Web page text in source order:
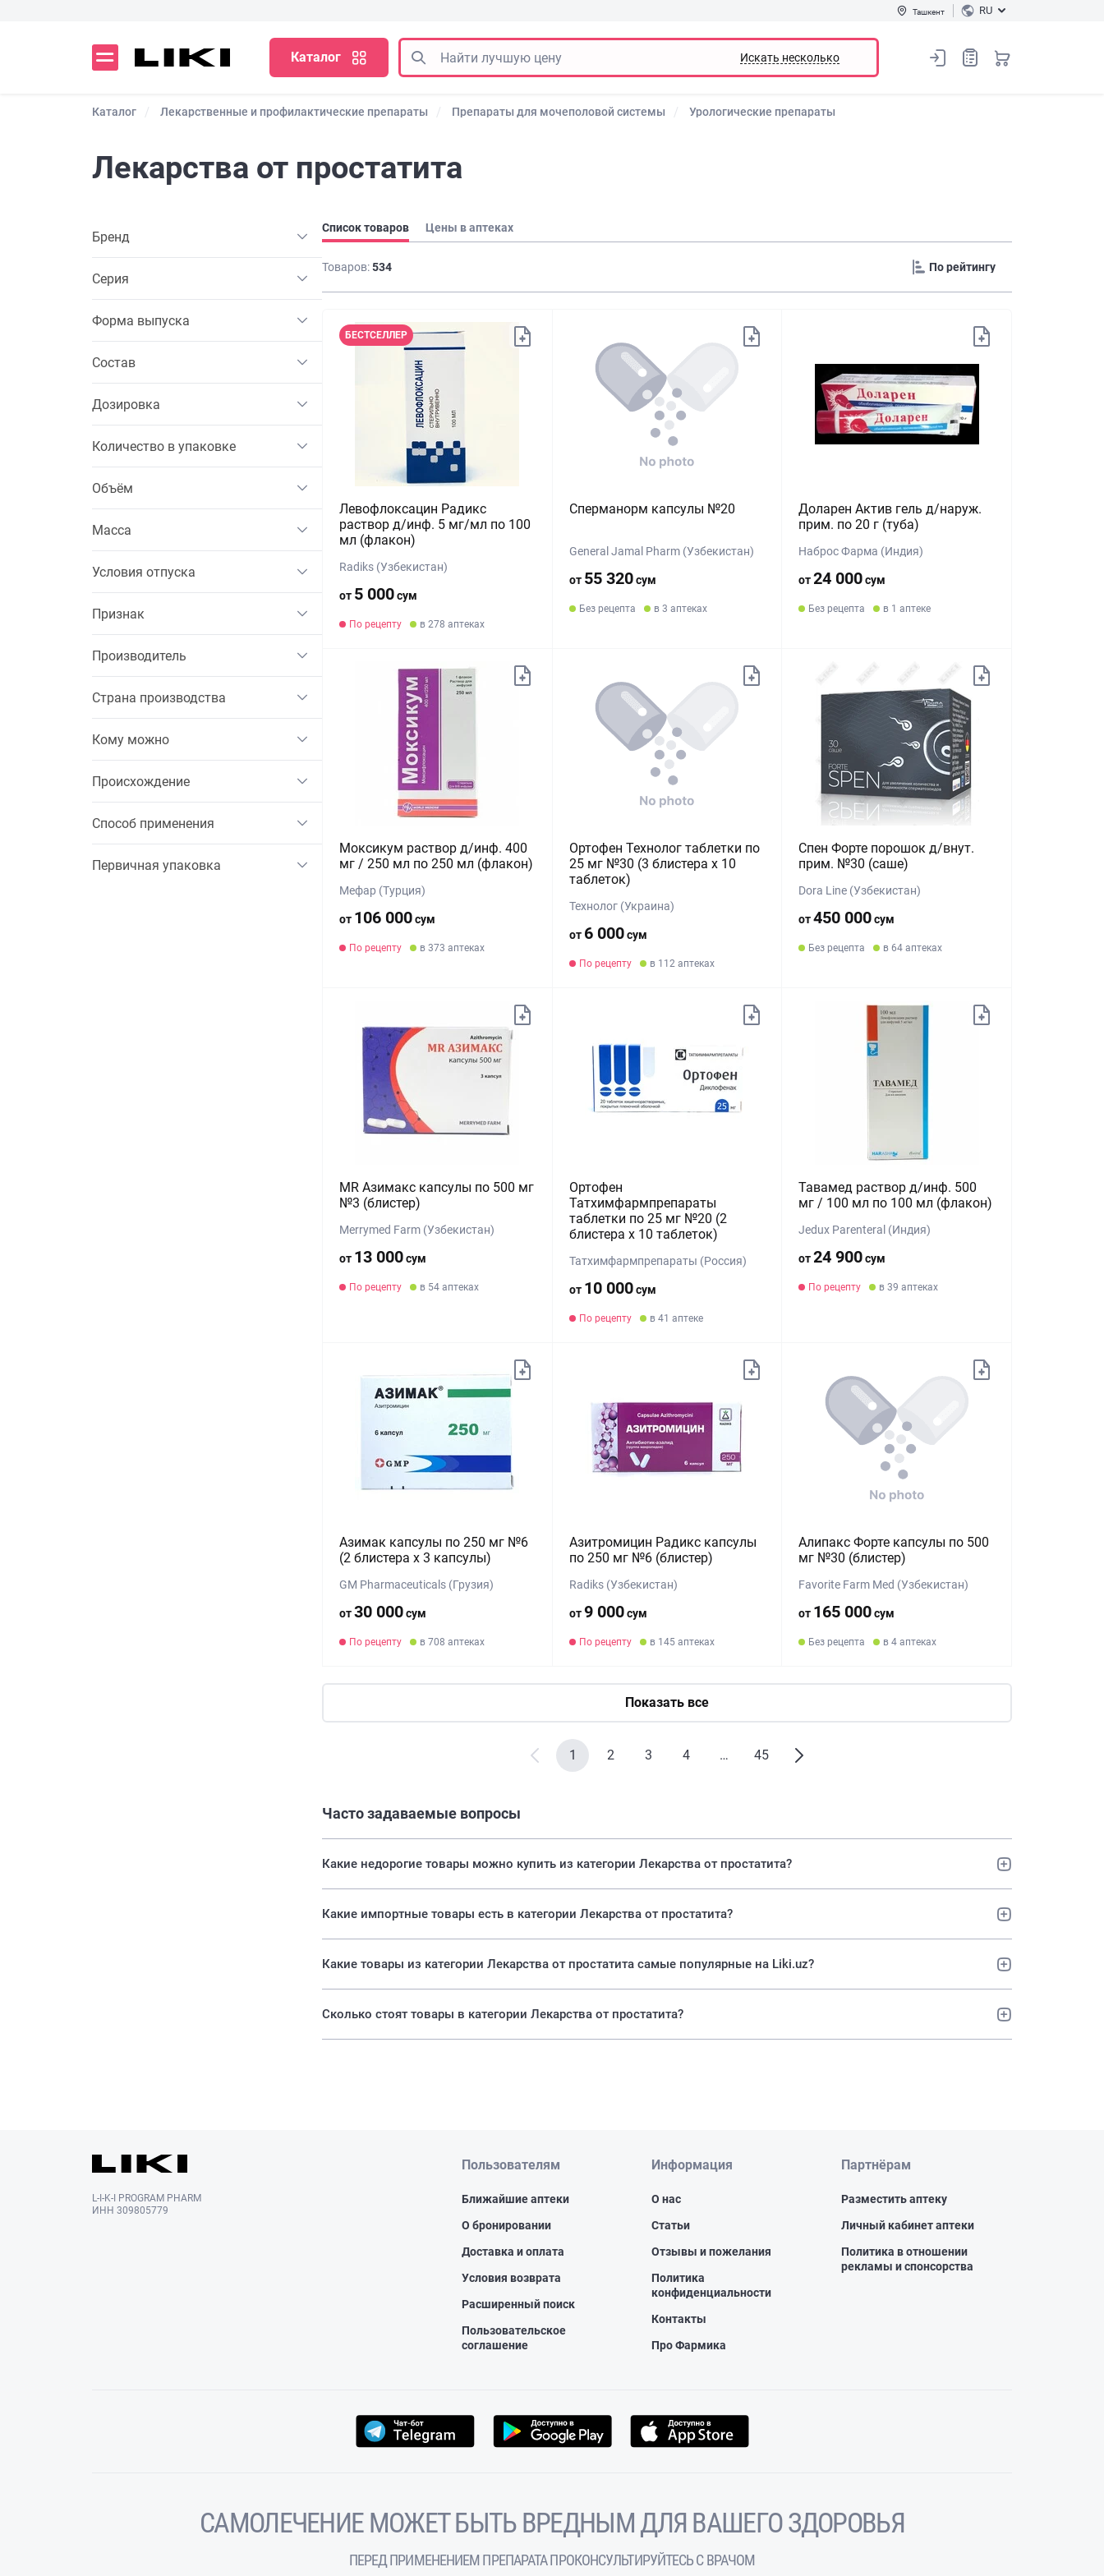
Ташкент RU
Каталог Искать несколько
Каталог Лекарственные и профилактические препараты Препараты для мочеполовой системы Урологические препараты
Лекарства от простатита
Бренд
Серия
Форма выпуска
Состав
Дозировка
Количество в упаковке
Объём
Масса
Условия отпуска
Признак
Производитель
Страна производства
Кому можно
Происхождение
Способ применения
Первичная упаковка
Список товаров Цены в аптеках
Товаров:534
БЕСТСЕЛЛЕР
Левофлоксацин Радикс
раствор д/инф. 5 мг/мл по 100
мл (флакон)
Radiks (Узбекистан)
от 5 000сум
По рецепту в 278 аптеках
Сперманорм капсулы №20
General Jamal Pharm (Узбекистан)
от 55 320сум
Без рецепта в 3 аптеках
Доларен Актив гель д/наруж.
прим. по 20 г (туба)
Наброс Фарма (Индия)
от24 000сум
Без рецепта в 1 аптеке
Моксикум раствор д/инф. 400
мг / 250 мл по 250 мл (флакон)
Мефар (Турция)
от 106 000сум
По рецепту в 373 аптеках
Ортофен Технолог таблетки по
25 мг №30 (3 блистера х 10
таблеток)
Технолог (Украина)
от 6 000сум
По рецепту в 112 аптеках
Спен Форте порошок д/внут.
прим. №30 (саше)
Dora Line (Узбекистан)
от450 000сум
Без рецепта в 64 аптеках
MR Азимакс капсулы по 500 мг
№3 (блистер)
Merrymed Farm (Узбекистан)
от 13 000сум
По рецепту в 54 аптеках
Ортофен
Татхимфармпрепараты
таблетки по 25 мг №20 (2
блистера х 10 таблеток)
Татхимфармпрепараты (Россия)
от 10 000сум
По рецепту в 41 аптеке
Тавамед раствор д/инф. 500
мг / 100 мл по 100 мл (флакон)
Jedux Parenteral (Индия)
от24 900сум
По рецепту в 39 аптеках
Азимак капсулы по 250 мг №6
(2 блистера х 3 капсулы)
GM Pharmaceuticals (Грузия)
от30 000сум
По рецепту в 708 аптеках
Азитромицин Радикс капсулы
по 250 мг №6 (блистер)
Radiks (Узбекистан)
от9 000сум
По рецепту в 145 аптеках
Алипакс Форте капсулы по 500
мг №30 (блистер)
Favorite Farm Med (Узбекистан)
от 165 000сум
Без рецепта в 4 аптеках
Показать все
1 2 3 4 … 45
Часто задаваемые вопросы
Какие недорогие товары можно купить из категории Лекарства от простатита?
Какие импортные товары есть в категории Лекарства от простатита?
Какие товары из категории Лекарства от простатита самые популярные на Liki.uz?
Сколько стоят товары в категории Лекарства от простатита?
L-I-K-I PROGRAM PHARM
ИНН 309805779
Пользователям
Ближайшие аптеки
О бронировании
Доставка и оплата
Условия возврата
Расширенный поиск
Пользовательское
соглашение
Информация
О нас
Статьи
Отзывы и пожелания
Политика
конфиденциальности
Контакты
Про Фармика
Партнёрам
Разместить аптеку
Личный кабинет аптеки
Политика в отношении
рекламы и спонсорства
САМОЛЕЧЕНИЕ МОЖЕТ БЫТЬ ВРЕДНЫМ ДЛЯ ВАШЕГО ЗДОРОВЬЯ
ПЕРЕД ПРИМЕНЕНИЕМ ПРЕПАРАТА ПРОКОНСУЛЬТИРУЙТЕСЬ С ВРАЧОМ